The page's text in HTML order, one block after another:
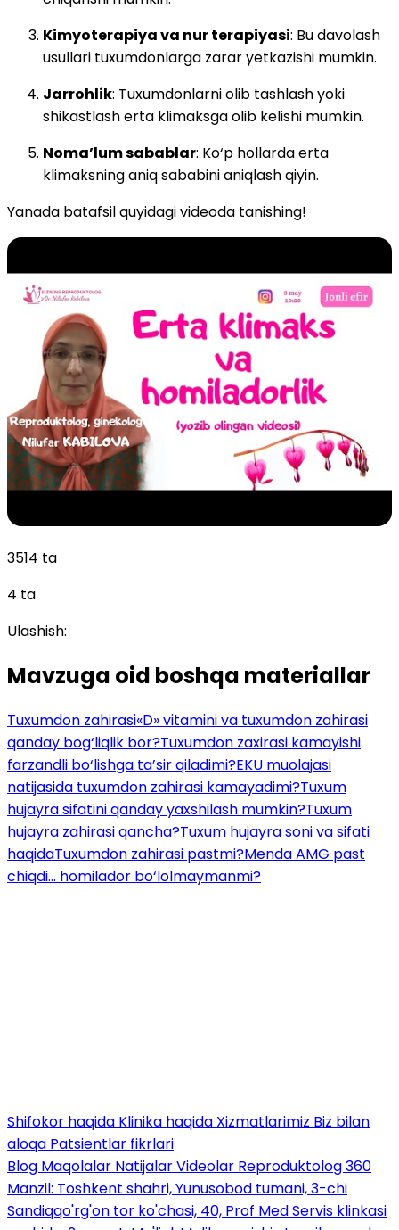
Kimyoterapiya va nur terapiyasi: Bu davolash
usullari tuxumdonlarga zarar yetkazishi mumkin.
Jarrohlik: Tuxumdonlarni olib tashlash yoki
shikastlash erta klimaksga olib kelishi mumkin.
Noma’lum sabablar: Ko‘p hollarda erta
klimaksning aniq sababini aniqlash qiyin.
Yanada batafsil quyidagi videoda tanishing!
3514 ta
4 ta
Ulashish:
Mavzuga oid boshqa materiallar
Tuxumdon zahirasi«D» vitamini va tuxumdon zahirasi
qanday bog‘liqlik bor?Tuxumdon zaxirasi kamayishi
farzandli bo‘lishga ta’sir qiladimi?EKU muolajasi
natijasida tuxumdon zahirasi kamayadimi?Tuxum
hujayra sifatini qanday yaxshilash mumkin?Tuxum
hujayra zahirasi qancha?Tuxum hujayra soni va sifati
haqidaTuxumdon zahirasi pastmi?Menda AMG past
chiqdi... homilador bo‘lolmaymanmi?
Shifokor haqida Klinika haqida Xizmatlarimiz Biz bilan
aloqa Patsientlar fikrlari
Blog Maqolalar NatijalarVideolar Reproduktolog 360
Manzil: Toshkent shahri, Yunusobod tumani, 3-chi
Sandiqqo'rg'on tor ko'chasi, 40, Prof Med Servis klinkasi